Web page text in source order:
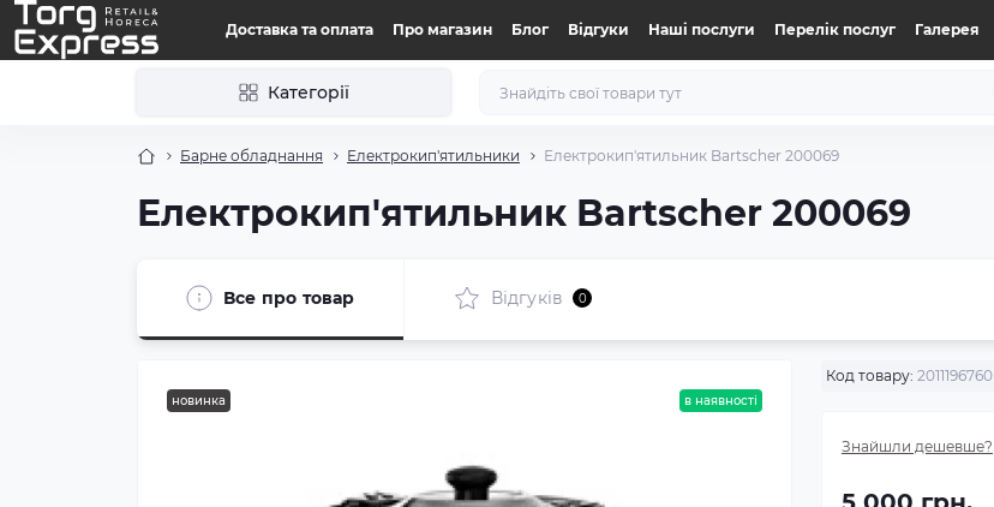
Доставка та оплата Про магазин Блог Відгуки Нашi послуги Перелік послуг Галерея
Категорії
Барне обладнання Електрокип'ятильники Електрокип'ятильник Bartscher 200069
Електрокип'ятильник Bartscher 200069
Все про товар Відгуків 0
новинка в наявності
Код товару: 2011196760
Знайшли дешевше?